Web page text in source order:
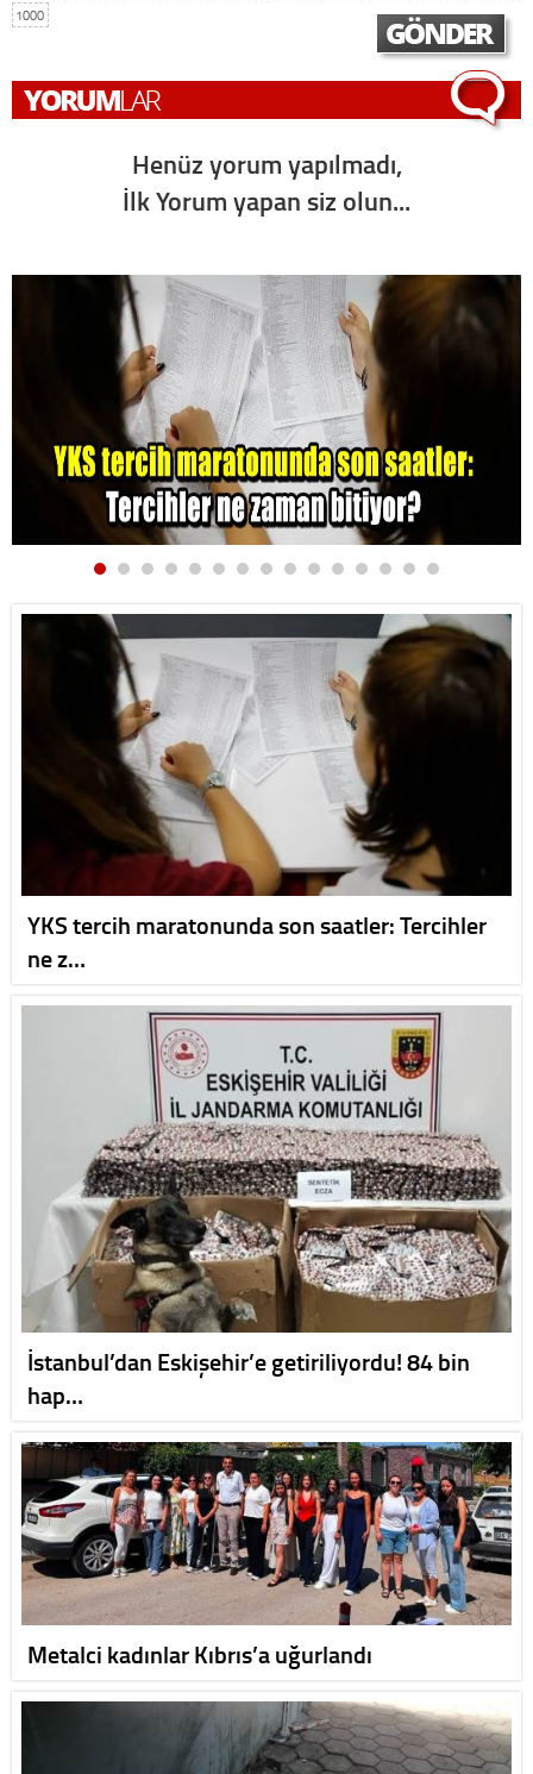
1000
Henüz yorum yapılmadı,
İlk Yorum yapan siz olun...
YKS tercih maratonunda son saatler: Tercihler
ne z…
İstanbul’dan Eskişehir’e getiriliyordu! 84 bin
hap…
Metalci kadınlar Kıbrıs’a uğurlandı